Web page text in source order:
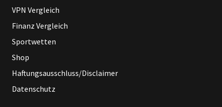
VPN Vergleich
Finanz Vergleich
Sportwetten
Shop
Haftungsausschluss/Disclaimer
Datenschutz